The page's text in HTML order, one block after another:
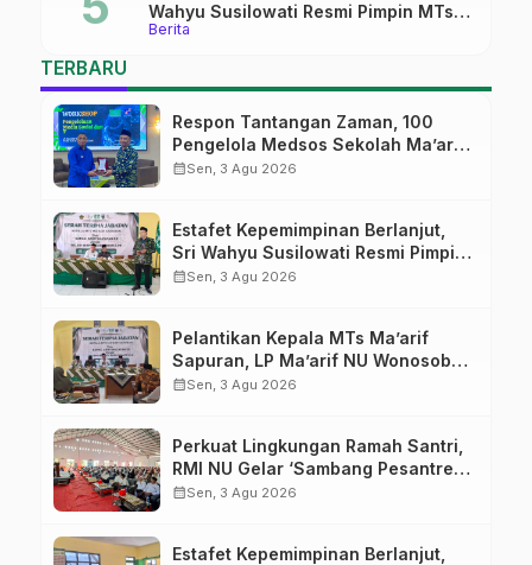
Berita
Wahyu Susilowati Resmi Pimpin MTs
Ma’arif Sapuran
TERBARU
Respon Tantangan Zaman, 100
Pengelola Medsos Sekolah Ma’arif
Pekalongan Ikuti Pelatihan Literasi
calendar_monthSen, 3 Agu 2026
Estafet Kepemimpinan Berlanjut,
Sri Wahyu Susilowati Resmi Pimpin
MTs Ma’arif Sapuran
calendar_monthSen, 3 Agu 2026
Pelantikan Kepala MTs Ma’arif
Sapuran, LP Ma’arif NU Wonosobo
Tekankan Lima Amanah
calendar_monthSen, 3 Agu 2026
Perkuat Lingkungan Ramah Santri,
RMI NU Gelar ‘Sambang Pesantren’
di Pati
calendar_monthSen, 3 Agu 2026
Estafet Kepemimpinan Berlanjut,